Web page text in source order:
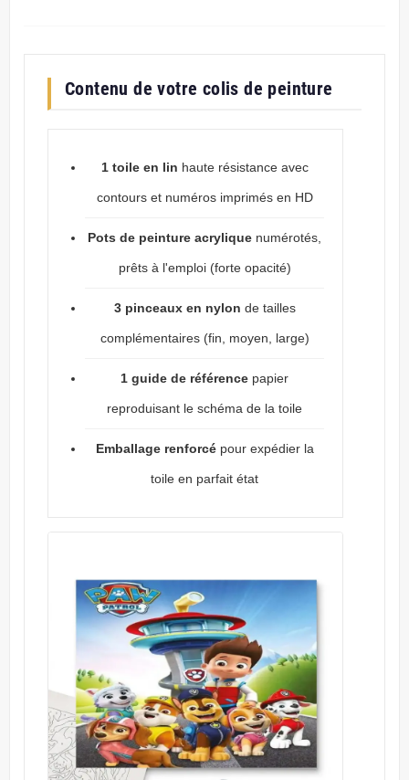
Contenu de votre colis de peinture
1 toile en lin haute résistance avec
contours et numéros imprimés en HD
Pots de peinture acrylique numérotés,
prêts à l'emploi (forte opacité)
3 pinceaux en nylon de tailles
complémentaires (fin, moyen, large)
1 guide de référence papier
reproduisant le schéma de la toile
Emballage renforcépour expédier la
toile en parfait état